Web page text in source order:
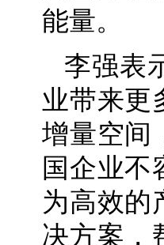
能量。
李强表
业带来更
增量空间
国企业不
为高效的
决方案，